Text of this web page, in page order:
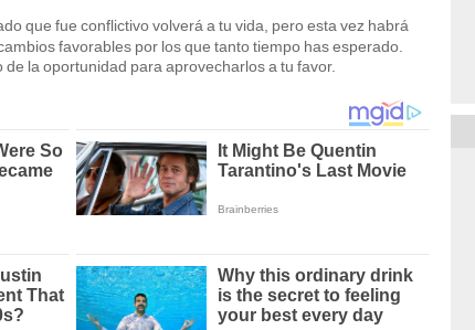
que fue conflictivo volverá a tu vida, pero esta vez habrá
favorables por los que tanto tiempo has esperado.
la oportunidad para aprovecharlos a tu favor.